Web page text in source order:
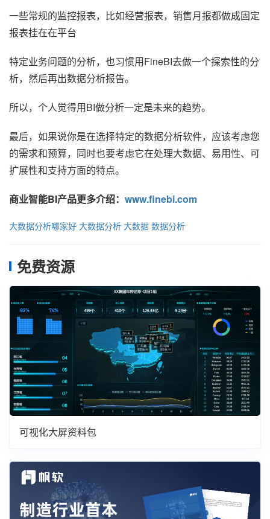
一些常规的监控报表，比如经营报表，销售月报都做成固定
报表挂在在平台
特定业务问题的分析，也习惯用FineBI去做一个探索性的分
析，然后再出数据分析报告。
所以，个人觉得用BI做分析一定是未来的趋势。
最后，如果说你是在选择特定的数据分析软件，应该考虑您
的需求和预算，同时也要考虑它在处理大数据、易用性、可
扩展性和支持方面的特点。
商业智能BI产品更多介绍： www.finebi.com
大数据分析哪家好 大数据分析 大数据 数据分析
免费资源
可视化大屏资料包